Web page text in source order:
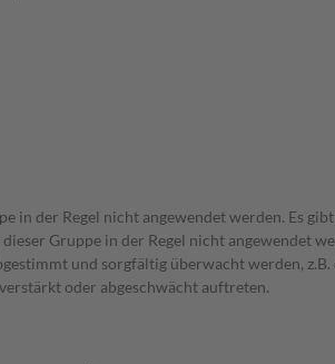
in der Regel nicht angewendet werden. Es
Gruppe in der Regel nicht angewendet
und sorgfältig überwacht werden,
oder abgeschwächt auftreten.